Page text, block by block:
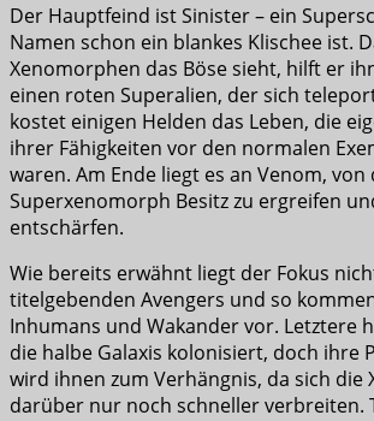
Der Hauptfeind ist Sinister – ein
Namen schon ein blankes Klischee ist.
Xenomorphen das Böse sieht, hilft er
einen roten Superalien, der sich
kostet einigen Helden das Leben, die
ihrer Fähigkeiten vor den normalen
waren. Am Ende liegt es an Venom, von
Superxenomorph Besitz zu ergreifen
entschärfen.
Wie bereits erwähnt liegt der Fokus
titelgebenden Avengers und so
Inhumans und Wakander vor. Letztere
die halbe Galaxis kolonisiert, doch ihre
wird ihnen zum Verhängnis, da sich die
darüber nur noch schneller verbreiten.